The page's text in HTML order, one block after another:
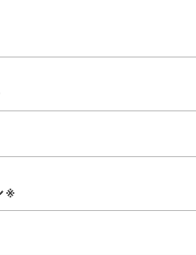
※